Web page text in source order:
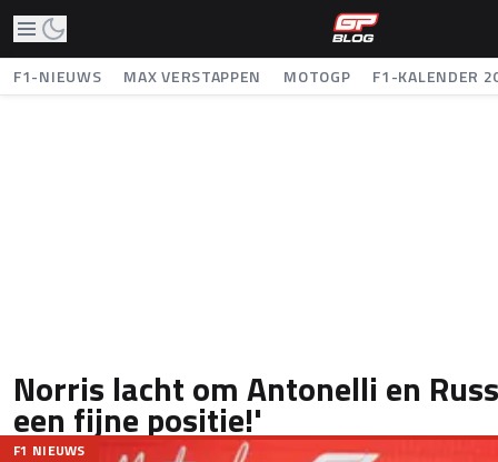
F1-NIEUWS MAX VERSTAPPEN MOTOGP F1-KALENDER
Norris lacht om Antonelli en
een fijne positie!'
F1 NIEUWS